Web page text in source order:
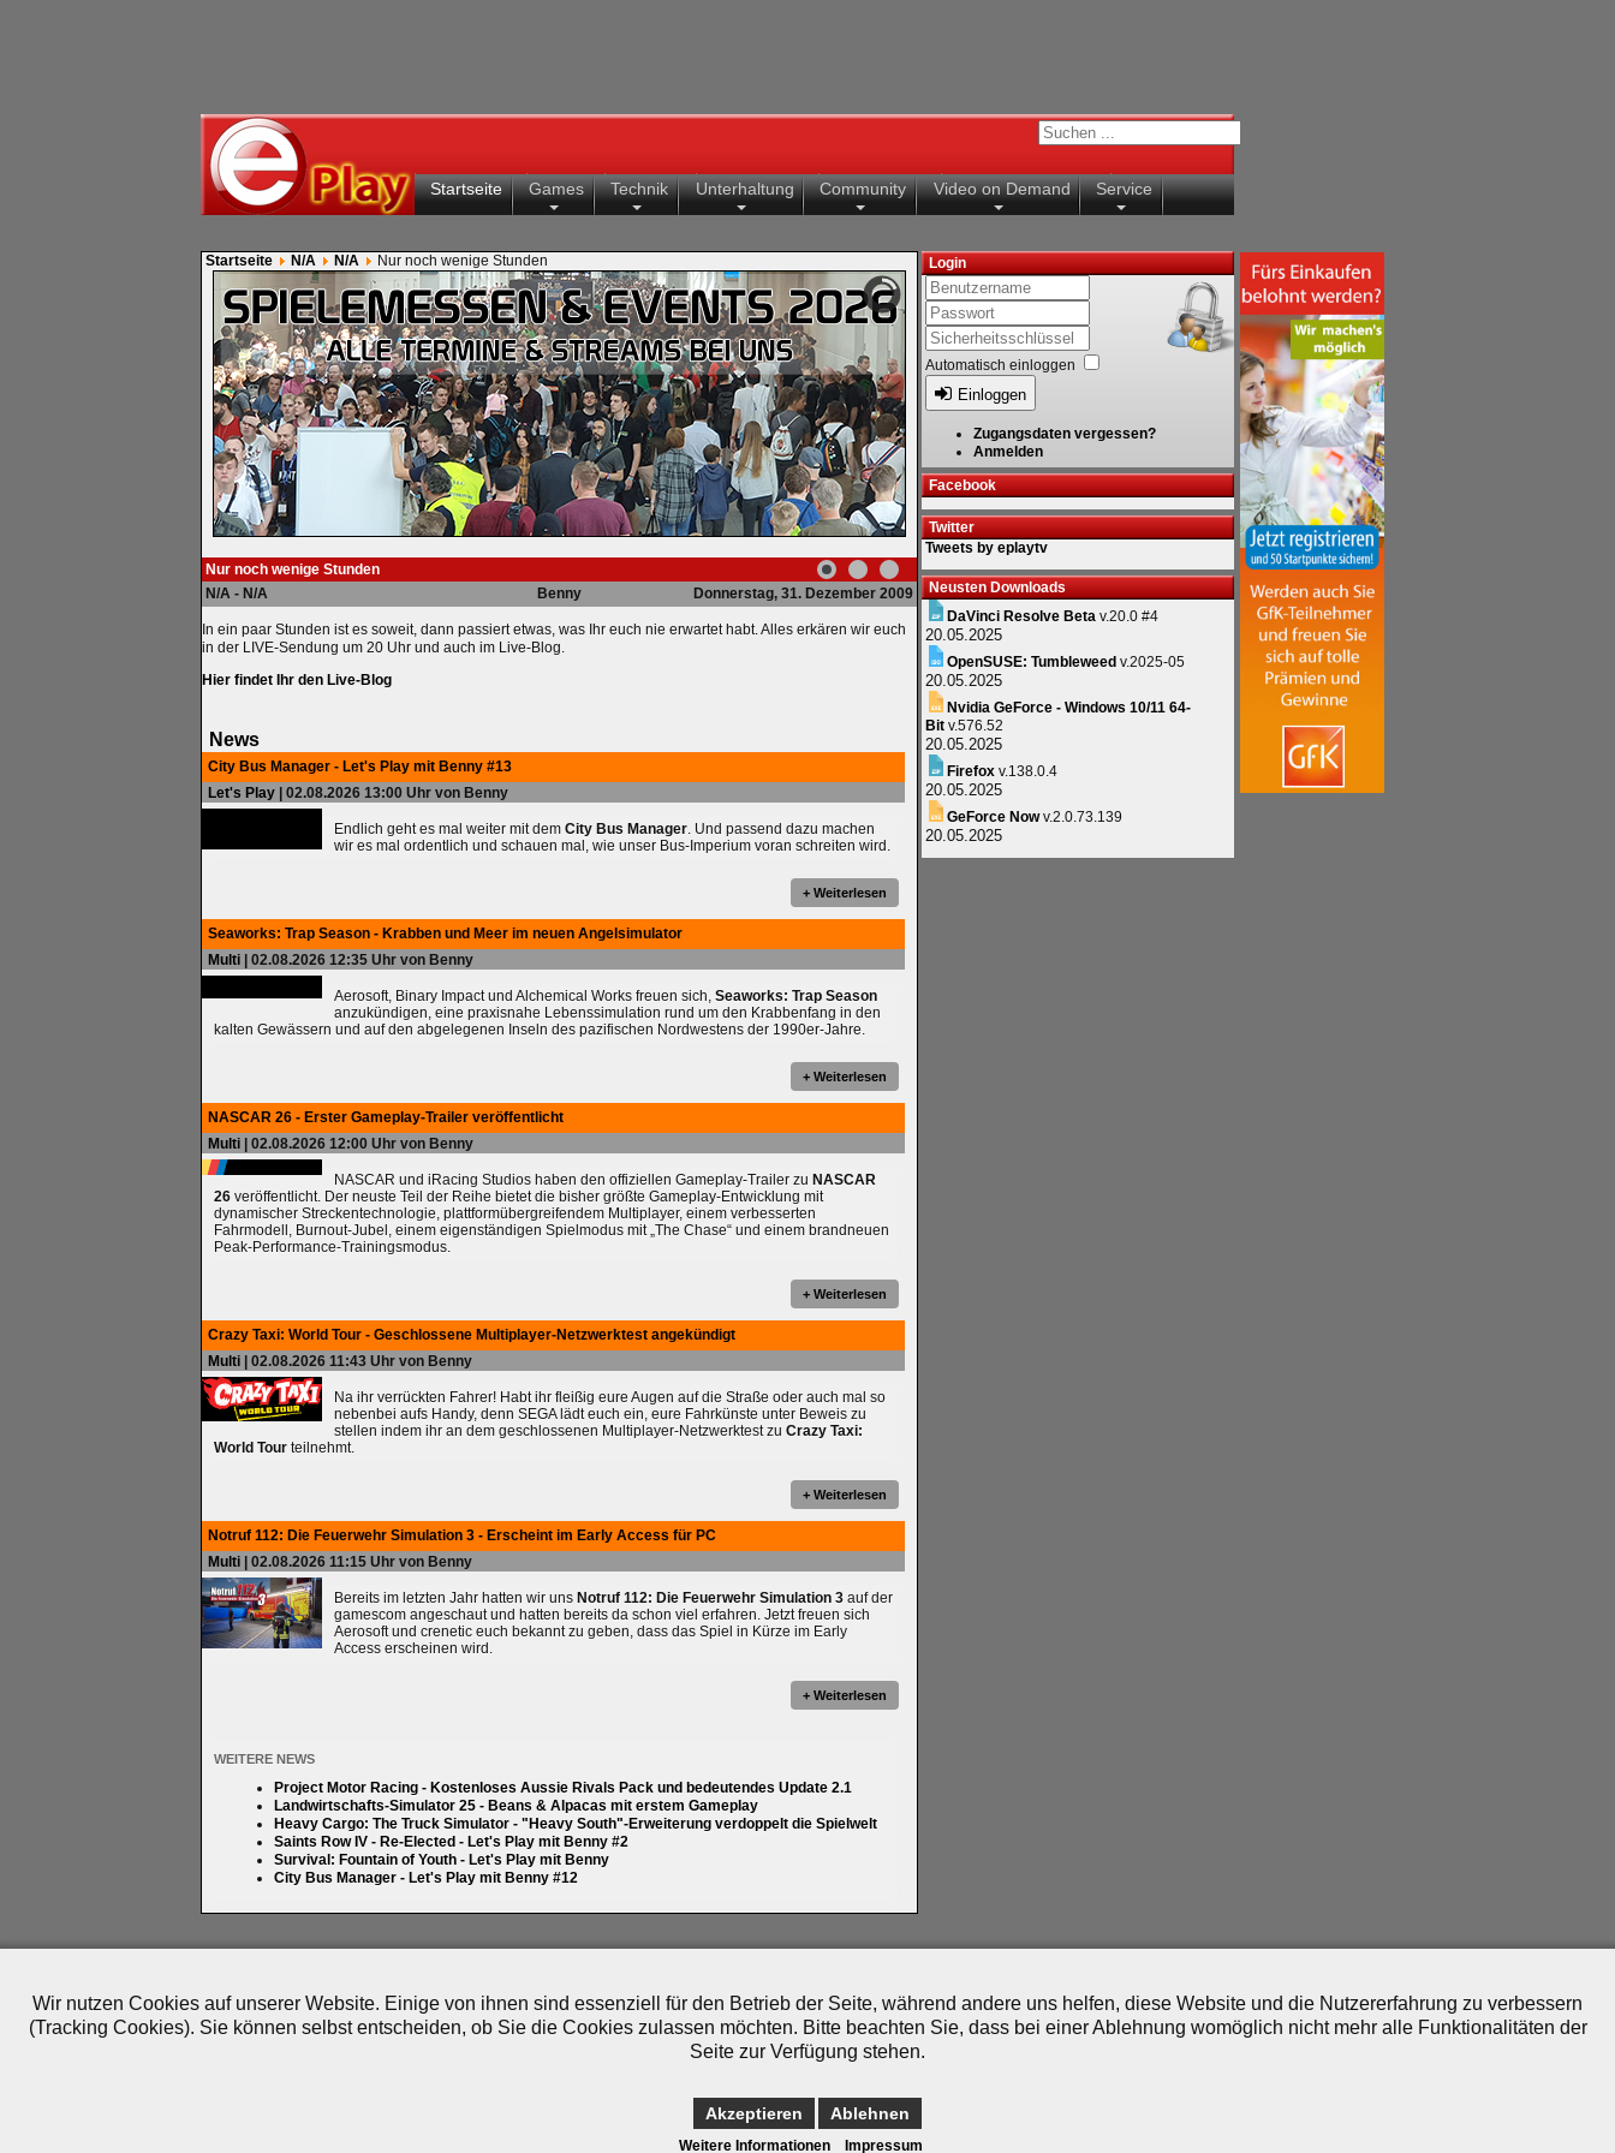
Startseite Games Technik Unterhaltung Community Video on Demand Service
Startseite N/A N/A Nur noch wenige Stunden
Nur noch wenige Stunden
N/A - N/A
Benny Donnerstag, 31. Dezember 2009
In ein paar Stunden ist es soweit, dann passiert etwas, was Ihr euch nie erwartet habt. Alles erkären wir euch
in der LIVE-Sendung um 20 Uhr und auch im Live-Blog.
Hier findet Ihr den Live-Blog
News
City Bus Manager - Let's Play mit Benny #13
Let's Play | 02.08.2026 13:00 Uhr von Benny
Endlich geht es mal weiter mit dem City Bus Manager. Und passend dazu machen
wir es mal ordentlich und schauen mal, wie unser Bus-Imperium voran schreiten wird.
+ Weiterlesen
Seaworks: Trap Season - Krabben und Meer im neuen Angelsimulator
Multi | 02.08.2026 12:35 Uhr von Benny
Aerosoft, Binary Impact und Alchemical Works freuen sich, Seaworks: Trap Season
anzukündigen, eine praxisnahe Lebenssimulation rund um den Krabbenfang in den
kalten Gewässern und auf den abgelegenen Inseln des pazifischen Nordwestens der 1990er-Jahre.
+ Weiterlesen
NASCAR 26 - Erster Gameplay-Trailer veröffentlicht
Multi | 02.08.2026 12:00 Uhr von Benny
NASCAR und iRacing Studios haben den offiziellen Gameplay-Trailer zu NASCAR
26 veröffentlicht. Der neuste Teil der Reihe bietet die bisher größte Gameplay-Entwicklung mit
dynamischer Streckentechnologie, plattformübergreifendem Multiplayer, einem verbesserten
Fahrmodell, Burnout-Jubel, einem eigenständigen Spielmodus mit „The Chase“ und einem brandneuen
Peak-Performance-Trainingsmodus.
+ Weiterlesen
Crazy Taxi: World Tour - Geschlossene Multiplayer-Netzwerktest angekündigt
Multi | 02.08.2026 11:43 Uhr von Benny
Na ihr verrückten Fahrer! Habt ihr fleißig eure Augen auf die Straße oder auch mal so
nebenbei aufs Handy, denn SEGA lädt euch ein, eure Fahrkünste unter Beweis zu
stellen indem ihr an dem geschlossenen Multiplayer-Netzwerktest zu Crazy Taxi:
World Tour teilnehmt.
+ Weiterlesen
Notruf 112: Die Feuerwehr Simulation 3 - Erscheint im Early Access für PC
Multi | 02.08.2026 11:15 Uhr von Benny
Bereits im letzten Jahr hatten wir uns Notruf 112: Die Feuerwehr Simulation 3 auf der
gamescom angeschaut und hatten bereits da schon viel erfahren. Jetzt freuen sich
Aerosoft und crenetic euch bekannt zu geben, dass das Spiel in Kürze im Early
Access erscheinen wird.
+ Weiterlesen
WEITERE NEWS
Project Motor Racing - Kostenloses Aussie Rivals Pack und bedeutendes Update 2.1
Landwirtschafts-Simulator 25 - Beans & Alpacas mit erstem Gameplay
Heavy Cargo: The Truck Simulator - "Heavy South"-Erweiterung verdoppelt die Spielwelt
Saints Row IV - Re-Elected - Let's Play mit Benny #2
Survival: Fountain of Youth - Let's Play mit Benny
City Bus Manager - Let's Play mit Benny #12
Login
Automatisch einloggen
Einloggen
Zugangsdaten vergessen?
Anmelden
Facebook
Twitter
Tweets by eplaytv
Neusten Downloads
DaVinci Resolve Beta v.20.0 #4
20.05.2025
OpenSUSE: Tumbleweed v.2025-05
20.05.2025
Nvidia GeForce - Windows 10/11 64-
Bit v.576.52
20.05.2025
Firefox v.138.0.4
20.05.2025
GeForce Nowv.2.0.73.139
20.05.2025
© 2010-2026 ePlay TV
Wir nutzen Cookies auf unserer Website. Einige von ihnen sind essenziell für den Betrieb der Seite, während andere uns helfen, diese Website und die Nutzererfahrung zu verbessern
(Tracking Cookies). Sie können selbst entscheiden, ob Sie die Cookies zulassen möchten. Bitte beachten Sie, dass bei einer Ablehnung womöglich nicht mehr alle Funktionalitäten der
Seite zur Verfügung stehen.
Akzeptieren Ablehnen
Weitere Informationen Impressum